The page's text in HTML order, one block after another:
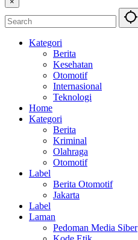
Kategori
Berita
Kesehatan
Otomotif
Internasional
Teknologi
Home
Kategori
Berita
Kriminal
Olahraga
Otomotif
Label
Berita Otomotif
Jakarta
Label
Laman
Pedoman Media Siber